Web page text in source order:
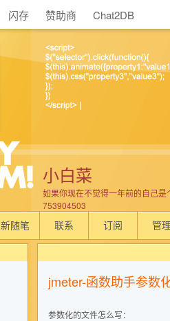
闪存 赞助商 Chat2DB
小白菜
如果你现在不觉得一年前的自己是
753904503
新随笔 联系 订阅 管理
jmeter-函数助手参数
参数化的文件怎么写：